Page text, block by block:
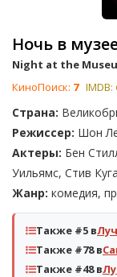
Ночь в
Night at the
КиноПоиск: 7 IMDB:
Страна:
Режиссер: Шон
Актеры: Бен
Уильямс, Стив
Жанр: комедия,
Также #5 в
Также #78 в
Также #48 в